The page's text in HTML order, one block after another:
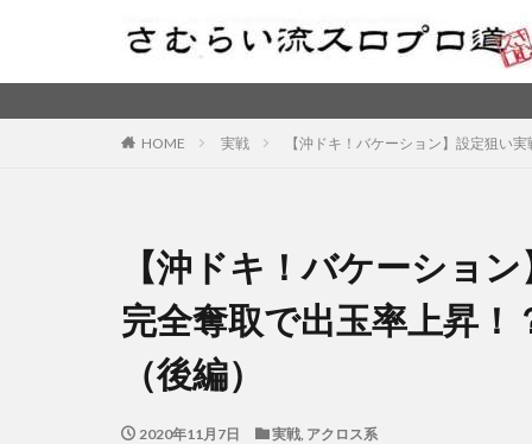
HOME 実戦 【沖ドキ！バケーション】設定狙い
【沖ドキ！バケーショ
完全奪取で出玉率上昇
（後編）
2020年11月7日 実戦, アクロス系